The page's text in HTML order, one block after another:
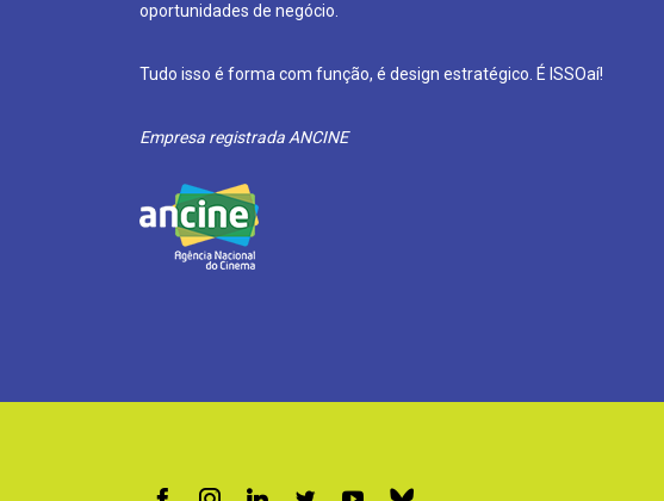
oportunidades de negócio.
Tudo isso é forma com função, é design estratégico. É ISSOaí!
Empresa registrada ANCINE